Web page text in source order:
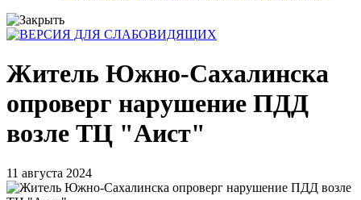
Житель Южно-Сахалинска
опроверг нарушение ПДД
возле ТЦ "Аист"
11 августа 2024